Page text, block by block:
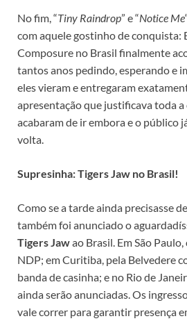
No fim, “Tiny Raindrop” e “Notice Me
com aquele gostinho de conquista:
Composure no Brasil finalmente
tantos anos pedindo, esperando e
eles vieram e entregaram
apresentação que justificava toda
acabaram de ir embora e o público
volta.
Supresinha: Tigers Jaw no Brasil!
Como se a tarde ainda precisasse
também foi anunciado o
Tigers Jawao Brasil. Em São
NDP; em Curitiba, pela Belvedere
banda de casinha; e no Rio de
ainda serão anunciadas. Os
vale correr para garantir presença